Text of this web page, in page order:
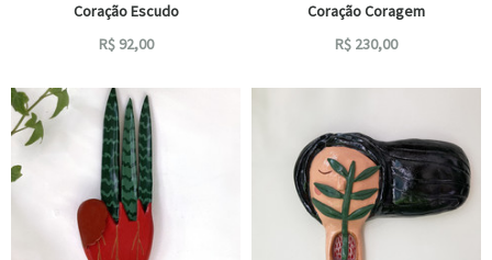
Coração Escudo
R$ 92,00
Coração Coragem
R$ 230,00